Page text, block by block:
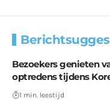
Bezoekers genieten
optredens tijdens
1 min. leestijd